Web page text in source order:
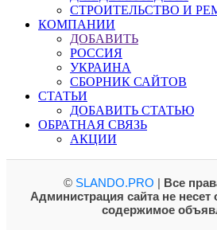
СТРОИТЕЛЬСТВО И
КОМПАНИИ
ДОБАВИТЬ
РОССИЯ
УКРАИНА
СБОРНИК САЙТОВ
СТАТЬИ
ДОБАВИТЬ СТАТЬЮ
ОБРАТНАЯ СВЯЗЬ
АКЦИИ
© SLANDO.PRO | Все
Администрация сайта не несет
содержимое